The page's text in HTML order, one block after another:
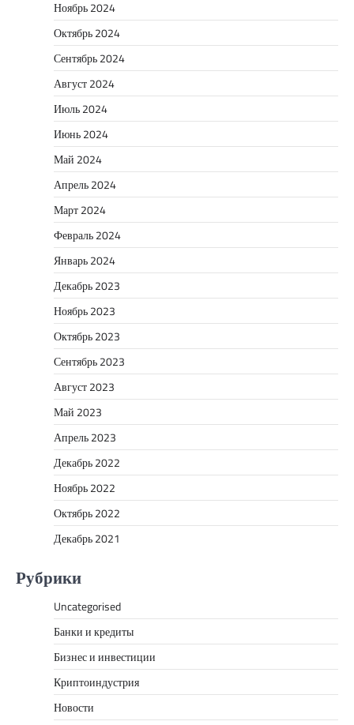
Ноябрь 2024
Октябрь 2024
Сентябрь 2024
Август 2024
Июль 2024
Июнь 2024
Май 2024
Апрель 2024
Март 2024
Февраль 2024
Январь 2024
Декабрь 2023
Ноябрь 2023
Октябрь 2023
Сентябрь 2023
Август 2023
Май 2023
Апрель 2023
Декабрь 2022
Ноябрь 2022
Октябрь 2022
Декабрь 2021
Рубрики
Uncategorised
Банки и кредиты
Бизнес и инвестиции
Криптоиндустрия
Новости